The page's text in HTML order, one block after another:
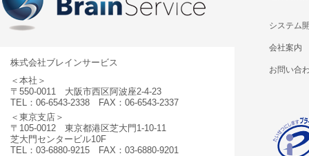
株式会社ブレインサービス
＜本社＞
〒550-0011 大阪市西区阿波座2-4-23
TEL：06-6543-2338 FAX：06-6543-2337
＜東京支店＞
〒105-0012 東京都港区芝大門1-10-11
芝大門センタービル10F
TEL：03-6880-9215 FAX：03-6880-9201
システム
会社案内
お問い合